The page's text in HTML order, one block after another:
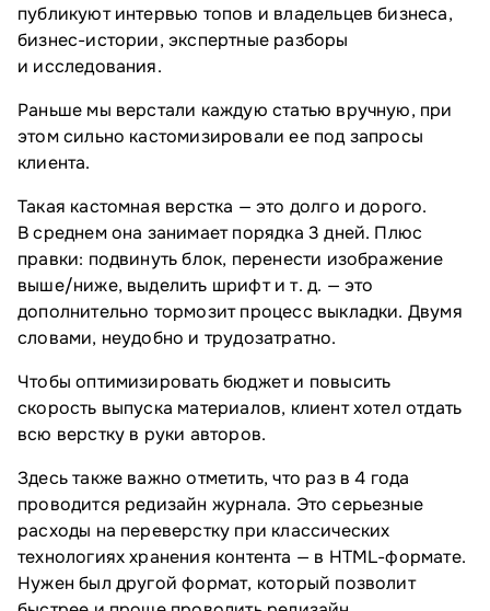
публикуют интервью топов и владельцев бизнеса,
бизнес-истории, экспертные разборы
и исследования.
Раньше мы верстали каждую статью вручную, при
этом сильно кастомизировали ее под запросы
клиента.
Такая кастомная верстка — это долго и дорого.
В среднем она занимает порядка 3 дней. Плюс
правки: подвинуть блок, перенести изображение
выше/ниже, выделить шрифт и т. д. — это
дополнительно тормозит процесс выкладки. Двумя
словами, неудобно и трудозатратно.
Чтобы оптимизировать бюджет и повысить
скорость выпуска материалов, клиент хотел отдать
всю верстку в руки авторов.
Здесь также важно отметить, что раз в 4 года
проводится редизайн журнала. Это серьезные
расходы на переверстку при классических
технологиях хранения контента — в HTML-формате.
Нужен был другой формат, который позволит